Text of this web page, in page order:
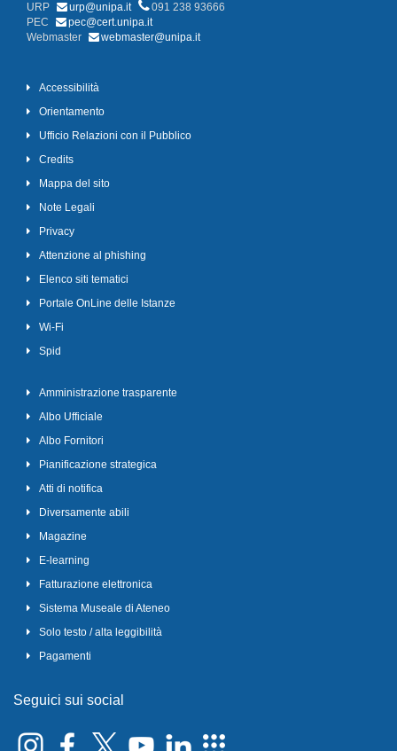
URP
urp@unipa.it
091 238 93666
PEC
pec@cert.unipa.it
Webmaster
webmaster@unipa.it
Accessibilità
Orientamento
Ufficio Relazioni con il Pubblico
Credits
Mappa del sito
Note Legali
Privacy
Attenzione al phishing
Elenco siti tematici
Portale OnLine delle Istanze
Wi-Fi
Spid
Amministrazione trasparente
Albo Ufficiale
Albo Fornitori
Pianificazione strategica
Atti di notifica
Diversamente abili
Magazine
E-learning
Fatturazione elettronica
Sistema Museale di Ateneo
Solo testo / alta leggibilità
Pagamenti
Seguici sui social